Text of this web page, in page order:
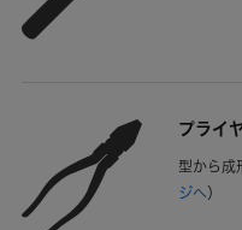
プライ
型から成
ジへ）